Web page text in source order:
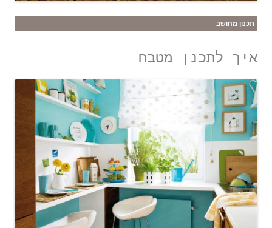
תכנון מחושב
איך לתכנן מטבח